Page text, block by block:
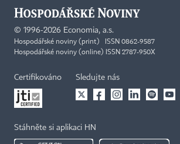
© 1996-2026 Economia, a.s.
Hospodářské noviny (print) ISSN 0862-9587
Hospodářské noviny (online) ISSN 2787-950X
Certifikováno Sledujte nás
Stáhněte si aplikaci HN